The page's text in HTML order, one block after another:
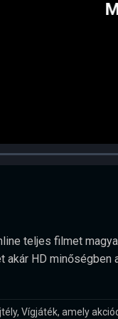
teljes filmet
HD minőségben
Vígjáték, amely